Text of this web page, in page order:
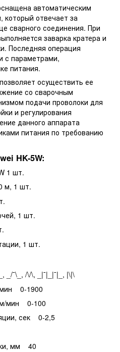
автоматическим
отвечает за
сварного соединения. При
заварка кратера и
Последняя операция
с параметрами,
питания.
осуществить ее
со сварочным
подачи проволоки для
и регулирования
данного аппарата
питания по требованию
HK-5W:
1 шт.
м, 1 шт.
1 шт.
1 шт.
¯\_, /\/\, _|¯|_|¯|_, |\|\
мин 0-1900
мин 0-100
сек 0-2,5
мм 40